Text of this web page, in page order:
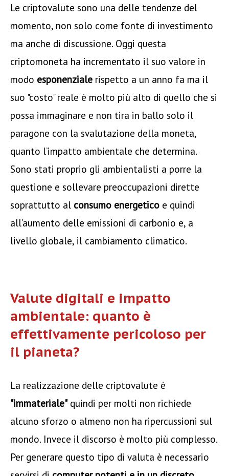
Le criptovalute sono una delle tendenze del
momento, non solo come fonte di investimento
ma anche di discussione. Oggi questa
criptomoneta ha incrementato il suo valore in
modo esponenziale rispetto a un anno fa ma il
suo "costo" reale è molto più alto di quello che si
possa immaginare e non tira in ballo solo il
paragone con la svalutazione della moneta,
quanto l’impatto ambientale che determina.
Sono stati proprio gli ambientalisti a porre la
questione e sollevare preoccupazioni dirette
soprattutto al consumo energetico e quindi
all’aumento delle emissioni di carbonio e, a
livello globale, il cambiamento climatico.
Valute digitali e impatto
ambientale: quanto è
effettivamente pericoloso per
il pianeta?
La realizzazione delle criptovalute è
"immateriale"quindi per molti non richiede
alcuno sforzo o almeno non ha ripercussioni sul
mondo. Invece il discorso è molto più complesso.
Per generare questo tipo di valuta è necessario